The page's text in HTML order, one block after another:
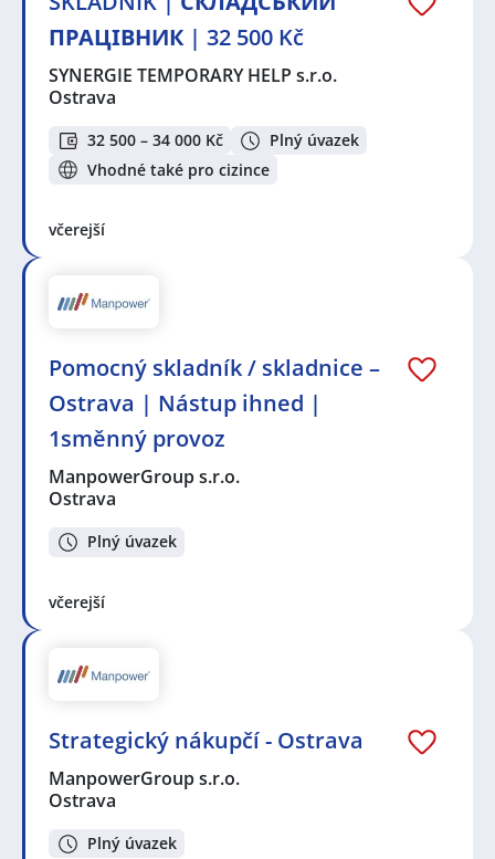
ПРАЦІВНИК | 32 500 Kč
SYNERGIE TEMPORARY HELP s.r.o.
Ostrava
32 500 – 34 000 Kč
Plný úvazek
Vhodné také pro cizince
včerejší
Pomocný skladník / skladnice –
Ostrava | Nástup ihned |
1směnný provoz
ManpowerGroup s.r.o.
Ostrava
Plný úvazek
včerejší
Strategický nákupčí - Ostrava
ManpowerGroup s.r.o.
Ostrava
Plný úvazek